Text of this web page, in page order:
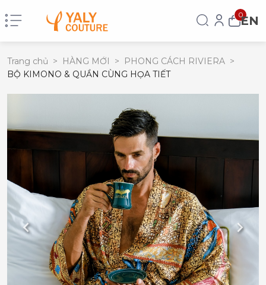
0EN
Trang chủ > HÀNG MỚI > PHONG CÁCH RIVIERA >
BỘ KIMONO & QUẦN CÙNG HỌA TIẾT